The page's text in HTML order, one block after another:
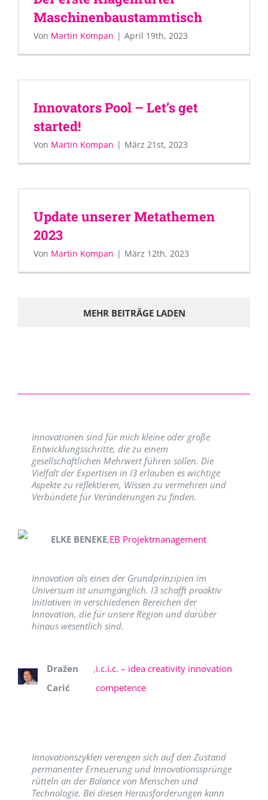
Maschinenbaustammtisch
Von Martin Kompan | April 19th, 2023
Innovators Pool – Let’s get
started!
Von Martin Kompan | März 21st, 2023
Update unserer Metathemen
2023
Von Martin Kompan | März 12th, 2023
MEHR BEITRÄGE LADEN
Innovationen sind für mich kleine oder große
Entwicklungsschritte, die zu einem
gesellschaftlichen Mehrwert führen sollen. Die
Vielfalt der Expertisen in I3 erlauben es wichtige
Aspekte zu reflektieren, Wissen zu vermehren und
Verbündete für Veränderungen zu finden.
ELKE BENEKE,EB Projektmanagement
Innovation als eines der Grundprinzipien im
Universum ist unumgänglich. I3 schafft proaktiv
Initiativen in verschiedenen Bereichen der
Innovation, die für unsere Region und darüber
hinaus wesentlich sind.
Dražen
Carić
,i.c.i.c. – idea creativity innovation
competence
Innovationszyklen verengen sich auf den Zustand
permanenter Erneuerung und Innovationssprünge
rütteln an der Balance von Menschen und
Technologie. Bei diesen Herausforderungen kann